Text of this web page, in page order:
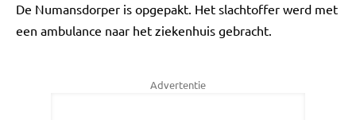
De Numansdorper is opgepakt. Het slachtoffer werd met
een ambulance naar het ziekenhuis gebracht.
Advertentie